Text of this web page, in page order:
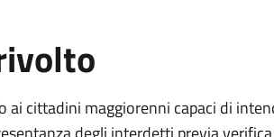
ai cittadini maggiorenni capaci di